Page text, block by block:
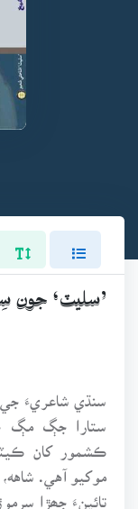
’سليٽ‘ جون
سنڌي شاعريءَ
ستارا جڳ مڳ
ڪشمور کان
موکيو آهي.
تائينءَ جھڙا